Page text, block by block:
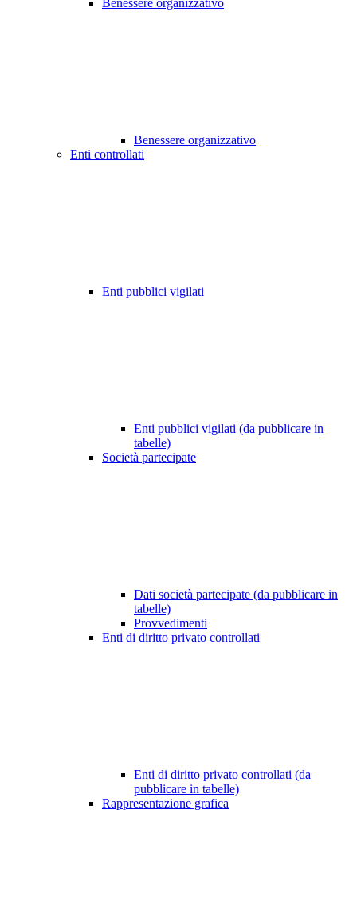
Benessere organizzativo
Benessere organizzativo
Enti controllati
Enti pubblici vigilati
Enti pubblici vigilati (da pubblicare in
tabelle)
Società partecipate
Dati società partecipate (da pubblicare in
tabelle)
Provvedimenti
Enti di diritto privato controllati
Enti di diritto privato controllati (da
pubblicare in tabelle)
Rappresentazione grafica